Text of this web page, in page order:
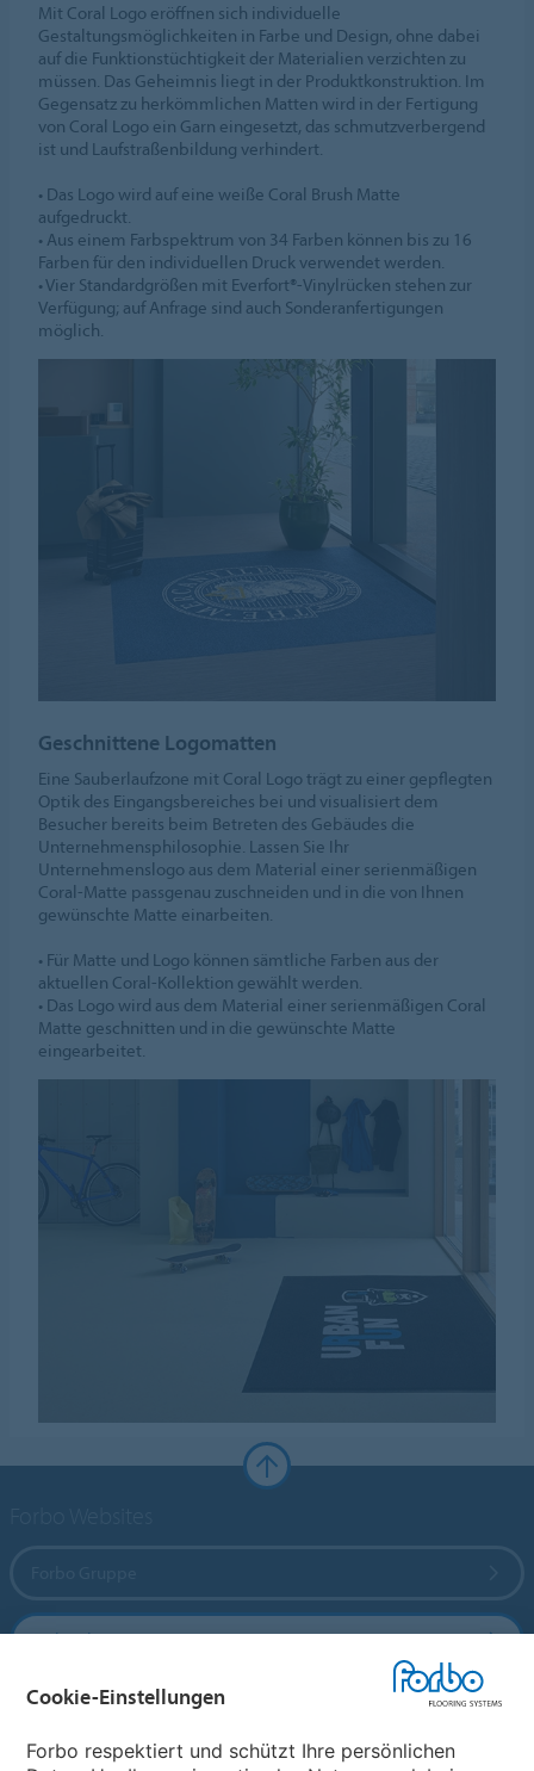
Mit Coral Logo eröffnen sich individuelle
Gestaltungsmöglichkeiten in Farbe und Design, ohne dabei
auf die Funktionstüchtigkeit der Materialien verzichten zu
müssen. Das Geheimnis liegt in der Produktkonstruktion. Im
Gegensatz zu herkömmlichen Matten wird in der Fertigung
von Coral Logo ein Garn eingesetzt, das schmutzverbergend
ist und Laufstraßenbildung verhindert.
• Das Logo wird auf eine weiße Coral Brush Matte
aufgedruckt.
• Aus einem Farbspektrum von 34 Farben können bis zu 16
Farben für den individuellen Druck verwendet werden.
• Vier Standardgrößen mit Everfort®-Vinylrücken stehen zur
Verfügung; auf Anfrage sind auch Sonderanfertigungen
möglich.
Geschnittene Logomatten
Eine Sauberlaufzone mit Coral Logo trägt zu einer gepflegten
Optik des Eingangsbereiches bei und visualisiert dem
Besucher bereits beim Betreten des Gebäudes die
Unternehmensphilosophie. Lassen Sie Ihr
Unternehmenslogo aus dem Material einer serienmäßigen
Coral-Matte passgenau zuschneiden und in die von Ihnen
gewünschte Matte einarbeiten.
• Für Matte und Logo können sämtliche Farben aus der
aktuellen Coral-Kollektion gewählt werden.
• Das Logo wird aus dem Material einer serienmäßigen Coral
Matte geschnitten und in die gewünschte Matte
eingearbeitet.
Forbo Flooring Systems
Forbo Movement Systems
Cookie-Einstellungen
Forbo respektiert und schützt Ihre persönlichen